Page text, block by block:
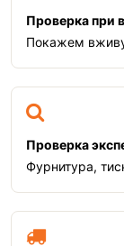
Проверка при
Покажем
Проверка
Фурнитура,